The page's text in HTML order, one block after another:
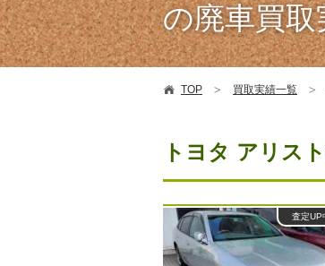
の廃車買取
TOP 買取実績一覧
トヨタ アリス
査定UP